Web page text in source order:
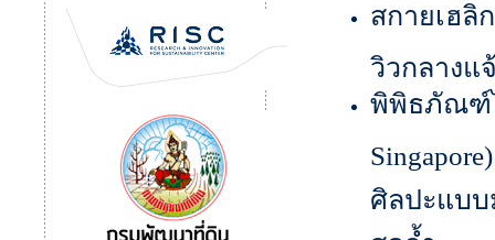
สกายเฮลิ
วิวกลางแ
พิพิธภัณฑ์ไ
ศิลปะแบบ